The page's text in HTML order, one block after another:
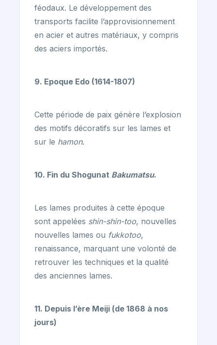
féodaux. Le développement des
transports facilite l’approvisionnement
en acier et autres matériaux, y compris
des aciers importés.
9. Epoque Edo (1614-1807)
Cette période de paix génère l’explosion
des motifs décoratifs sur les lames et
sur le hamon.
10. Fin du Shogunat Bakumatsu.
Les lames produites à cette époque
sont appelées shin-shin-too, nouvelles
nouvelles lames ou fukkotoo,
renaissance, marquant une volonté de
retrouver les techniques et la qualité
des anciennes lames.
11. Depuis l’ère Meiji (de 1868 à nos
jours)